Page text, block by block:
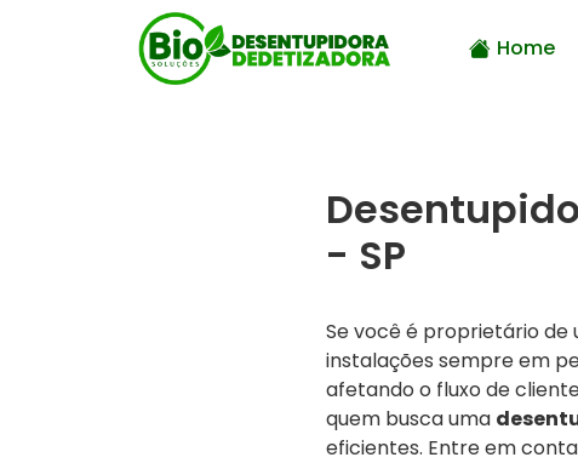
Home
- SP
Se você é proprietário de
instalações sempre em
afetando o fluxo de
quem busca uma
eficientes. Entre em